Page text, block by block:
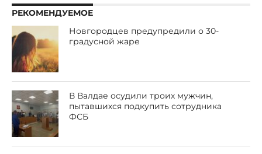
РЕКОМЕНДУЕМОЕ
Новгородцев предупредили о 30-
градусной жаре
В Валдае осудили троих мужчин,
пытавшихся подкупить сотрудника
ФСБ